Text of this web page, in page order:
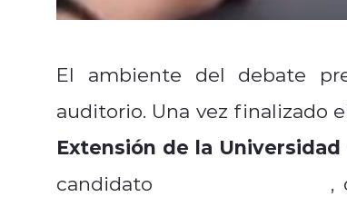
El ambiente del debate
auditorio. Una vez finalizado
Extensión de la Universidad
candidato
,